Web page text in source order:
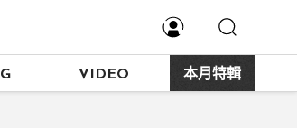
VIDEO 本月特輯